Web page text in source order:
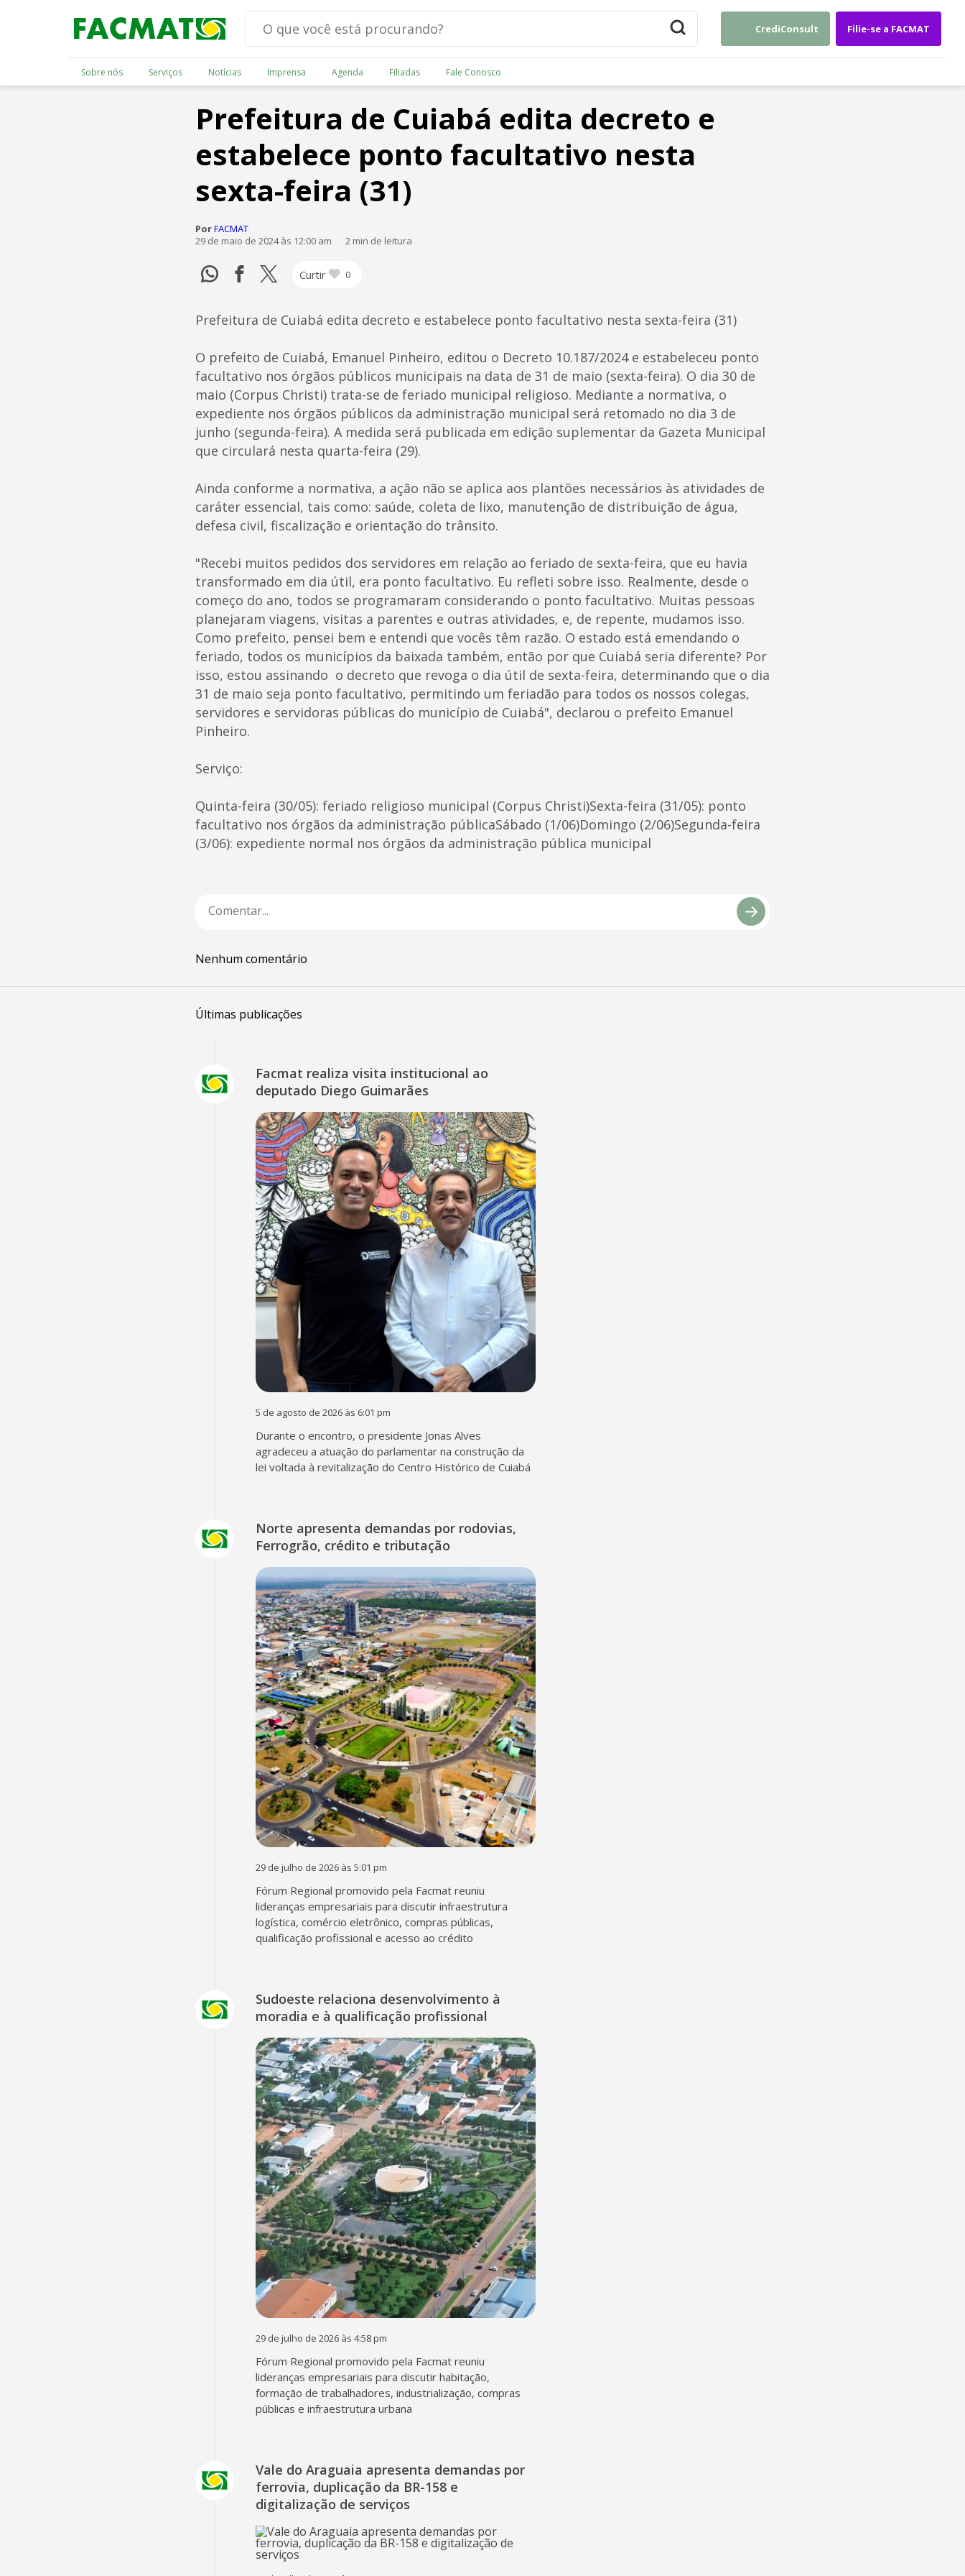
CrediConsult Filie-se a FACMAT
Sobre nós Serviços Notícias Imprensa Agenda Filiadas Fale Conosco
Prefeitura de Cuiabá edita decreto e
estabelece ponto facultativo nesta
sexta-feira (31)
PorFACMAT
29 de maio de 2024 às 12:00 am
2 min de leitura
Curtir 0
Prefeitura de Cuiabá edita decreto e estabelece ponto facultativo nesta sexta-feira (31)
O prefeito de Cuiabá, Emanuel Pinheiro, editou o Decreto 10.187/2024 e estabeleceu ponto
facultativo nos órgãos públicos municipais na data de 31 de maio (sexta-feira). O dia 30 de
maio (Corpus Christi) trata-se de feriado municipal religioso. Mediante a normativa, o
expediente nos órgãos públicos da administração municipal será retomado no dia 3 de
junho (segunda-feira). A medida será publicada em edição suplementar da Gazeta Municipal
que circulará nesta quarta-feira (29).
Ainda conforme a normativa, a ação não se aplica aos plantões necessários às atividades de
caráter essencial, tais como: saúde, coleta de lixo, manutenção de distribuição de água,
defesa civil, fiscalização e orientação do trânsito.
"Recebi muitos pedidos dos servidores em relação ao feriado de sexta-feira, que eu havia
transformado em dia útil, era ponto facultativo. Eu refleti sobre isso. Realmente, desde o
começo do ano, todos se programaram considerando o ponto facultativo. Muitas pessoas
planejaram viagens, visitas a parentes e outras atividades, e, de repente, mudamos isso.
Como prefeito, pensei bem e entendi que vocês têm razão. O estado está emendando o
feriado, todos os municípios da baixada também, então por que Cuiabá seria diferente? Por
isso, estou assinando o decreto que revoga o dia útil de sexta-feira, determinando que o dia
31 de maio seja ponto facultativo, permitindo um feriadão para todos os nossos colegas,
servidores e servidoras públicas do município de Cuiabá", declarou o prefeito Emanuel
Pinheiro.
Serviço:
Quinta-feira (30/05): feriado religioso municipal (Corpus Christi)Sexta-feira (31/05): ponto
facultativo nos órgãos da administração públicaSábado (1/06)Domingo (2/06)Segunda-feira
(3/06): expediente normal nos órgãos da administração pública municipal
Nenhum comentário
Últimas publicações
Facmat realiza visita institucional ao
deputado Diego Guimarães
5 de agosto de 2026 às 6:01 pm
Durante o encontro, o presidente Jonas Alves
agradeceu a atuação do parlamentar na construção da
lei voltada à revitalização do Centro Histórico de Cuiabá
Norte apresenta demandas por rodovias,
Ferrogrão, crédito e tributação
29 de julho de 2026 às 5:01 pm
Fórum Regional promovido pela Facmat reuniu
lideranças empresariais para discutir infraestrutura
logística, comércio eletrônico, compras públicas,
qualificação profissional e acesso ao crédito
Sudoeste relaciona desenvolvimento à
moradia e à qualificação profissional
29 de julho de 2026 às 4:58 pm
Fórum Regional promovido pela Facmat reuniu
lideranças empresariais para discutir habitação,
formação de trabalhadores, industrialização, compras
públicas e infraestrutura urbana
Vale do Araguaia apresenta demandas por
ferrovia, duplicação da BR-158 e
digitalização de serviços